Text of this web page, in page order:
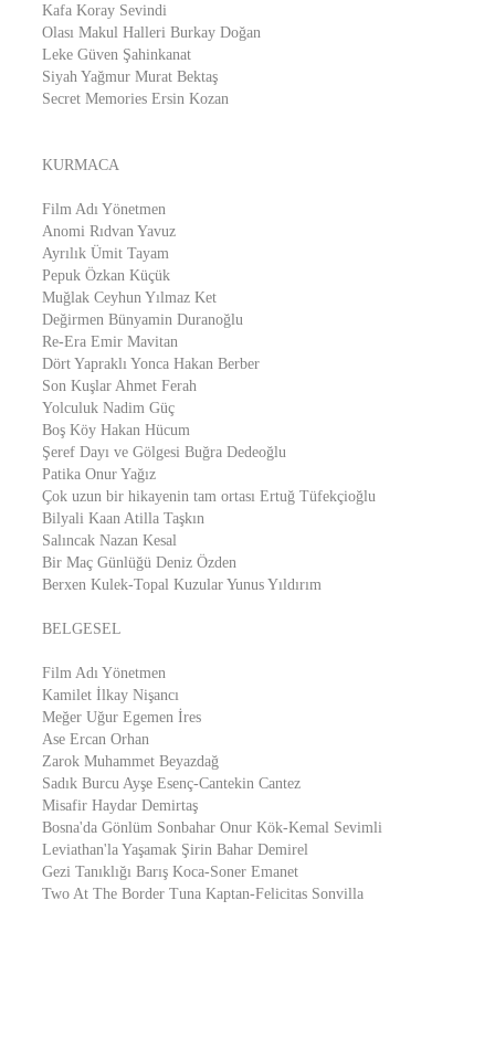
Kafa Koray Sevindi
Olası Makul Halleri Burkay Doğan
Leke Güven Şahinkanat
Siyah Yağmur Murat Bektaş
Secret Memories Ersin Kozan
KURMACA
Film Adı Yönetmen
Anomi Rıdvan Yavuz
Ayrılık Ümit Tayam
Pepuk Özkan Küçük
Muğlak Ceyhun Yılmaz Ket
Değirmen Bünyamin Duranoğlu
Re-Era Emir Mavitan
Dört Yapraklı Yonca Hakan Berber
Son Kuşlar Ahmet Ferah
Yolculuk Nadim Güç
Boş Köy Hakan Hücum
Şeref Dayı ve Gölgesi Buğra Dedeoğlu
Patika Onur Yağız
Çok uzun bir hikayenin tam ortası Ertuğ Tüfekçioğlu
Bilyali Kaan Atilla Taşkın
Salıncak Nazan Kesal
Bir Maç Günlüğü Deniz Özden
Berxen Kulek-Topal Kuzular Yunus Yıldırım
BELGESEL
Film Adı Yönetmen
Kamilet İlkay Nişancı
Meğer Uğur Egemen İres
Ase Ercan Orhan
Zarok Muhammet Beyazdağ
Sadık Burcu Ayşe Esenç-Cantekin Cantez
Misafir Haydar Demirtaş
Bosna'da Gönlüm Sonbahar Onur Kök-Kemal Sevimli
Leviathan'la Yaşamak Şirin Bahar Demirel
Gezi Tanıklığı Barış Koca-Soner Emanet
Two At The Border Tuna Kaptan-Felicitas Sonvilla